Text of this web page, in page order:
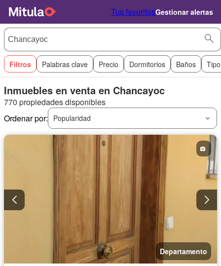
Tus favoritosGestionar alertas
Filtros Palabras clave Precio Dormitorios Baños
Inmuebles en venta en Chancayoc
770 propiedades disponibles
Ordenar por:
Popularidad
Departamento